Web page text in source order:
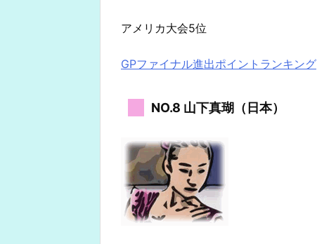
アメリカ大会5位
GPファイナル進出ポイントランキング
NO.8 山下真瑚（日本）